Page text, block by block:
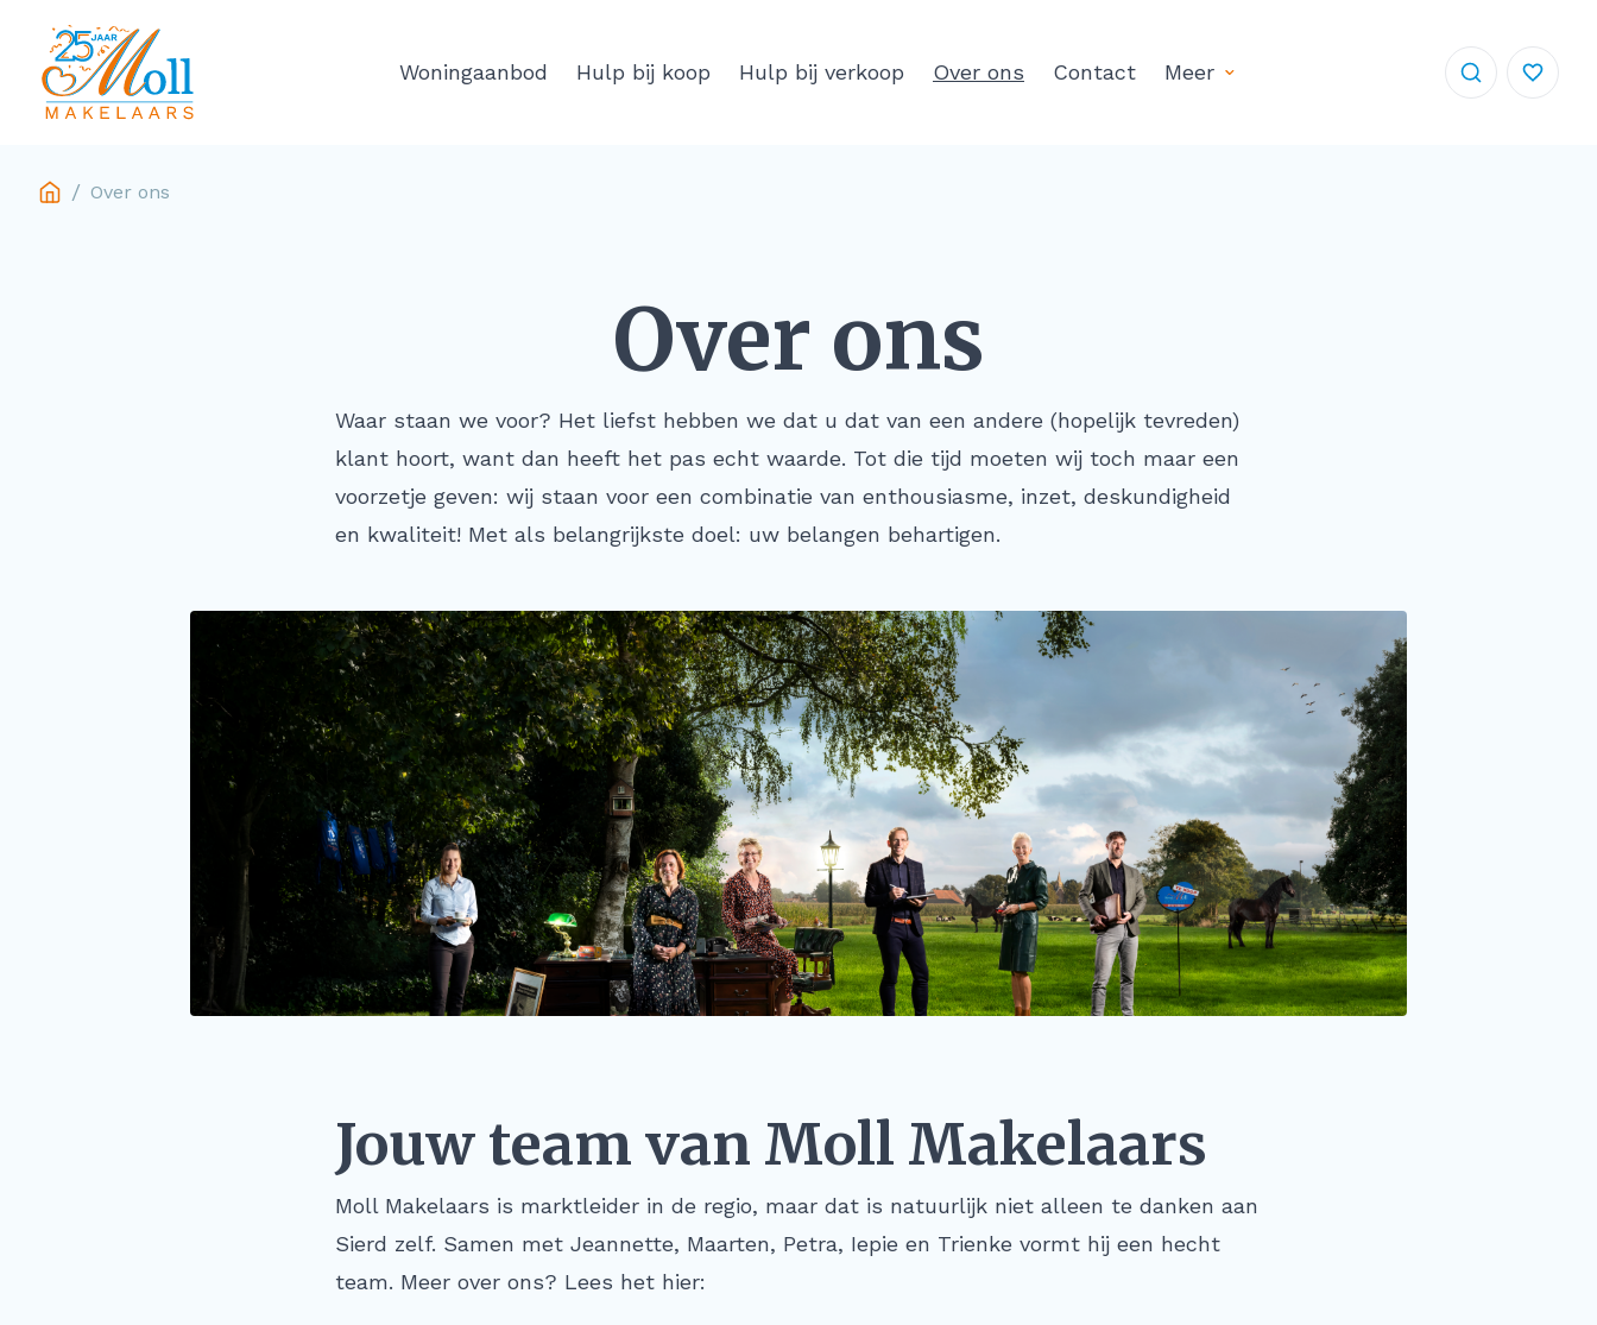
Woningaanbod Hulp bij koop Hulp bij verkoop Over ons Contact Meer
/ Over ons
Over ons
Waar staan we voor? Het liefst hebben we dat u dat van een andere (hopelijk tevreden)
klant hoort, want dan heeft het pas echt waarde. Tot die tijd moeten wij toch maar een
voorzetje geven: wij staan voor een combinatie van enthousiasme, inzet, deskundigheid
en kwaliteit! Met als belangrijkste doel: uw belangen behartigen.
Jouw team van Moll Makelaars
Moll Makelaars is marktleider in de regio, maar dat is natuurlijk niet alleen te danken aan
Sierd zelf. Samen met Jeannette, Maarten, Petra, Iepie en Trienke vormt hij een hecht
team. Meer over ons? Lees het hier: